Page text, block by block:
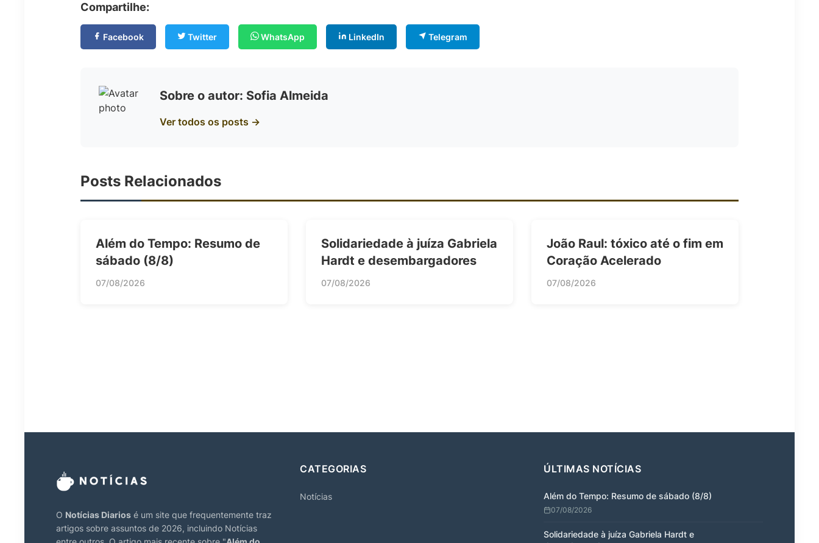
Compartilhe:
Facebook Twitter WhatsApp LinkedIn Telegram
Sobre o autor: Sofia Almeida
Ver todos os posts →
Posts Relacionados
Além do Tempo: Resumo de
sábado (8/8)
07/08/2026
Solidariedade à juíza Gabriela
Hardt e desembargadores
07/08/2026
João Raul: tóxico até o fim em
Coração Acelerado
07/08/2026
O Notícias Diarios é um site que frequentemente traz
artigos sobre assuntos de 2026, incluindo Notícias
CATEGORIAS
Notícias
ÚLTIMAS NOTÍCIAS
Além do Tempo: Resumo de sábado (8/8)
07/08/2026
Solidariedade à juíza Gabriela Hardt e